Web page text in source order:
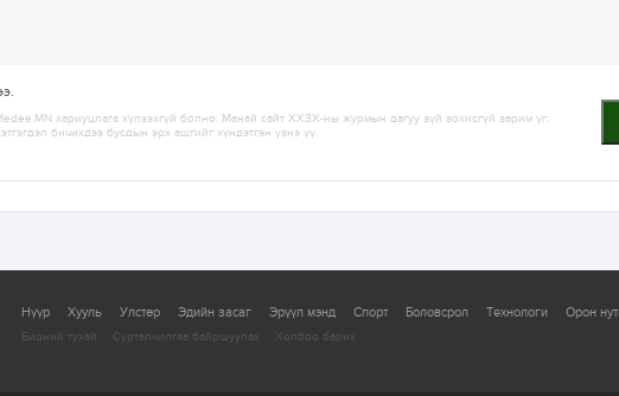
хариуцлага хүлээхгүй болно. Манай сайт ХХЗХ-ны журмын дагуу зүй зохисгүй зарим үг,
бичихдээ бусдын эрх ашгийг хүндэтгэн үзнэ үү.
Нүүр Хууль Улстөр Эдийн засаг Эрүүл мэнд Спорт Боловсрол Технологи Орон
Бидний тухай Сурталчилгаа байршуулах Холбоо барих